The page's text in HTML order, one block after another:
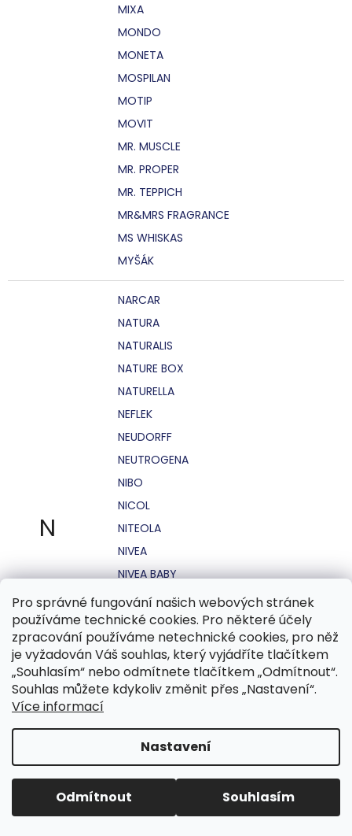
Pro správné fungování našich webových stránek
používáme technické cookies. Pro některé účely
zpracování používáme netechnické cookies, pro něž
je vyžadován Váš souhlas, který vyjádříte tlačítkem
„Souhlasím“ nebo odmítnete tlačítkem „Odmítnout“.
Souhlas můžete kdykoliv změnit přes „Nastavení“.
Více informací
Nastavení
Odmítnout Souhlasím
MIXA
MONDO
MONETA
MOSPILAN
MOTIP
MOVIT
MR. MUSCLE
MR. PROPER
MR. TEPPICH
MR&MRS FRAGRANCE
MS WHISKAS
MYŠÁK
N
NARCAR
NATURA
NATURALIS
NATURE BOX
NATURELLA
NEFLEK
NEUDORFF
NEUTROGENA
NIBO
NICOL
NITEOLA
NIVEA
NIVEA BABY
NIVEA MEN
NIVEA SUN
NO STRESS
NOHEL GARDEN
NORDICS
NUK
O.B.
OASIS